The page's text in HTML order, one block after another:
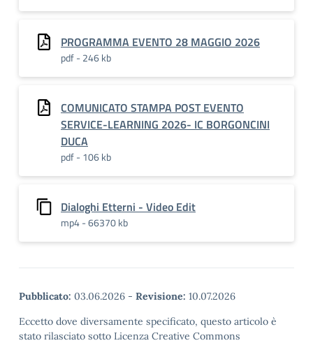
PROGRAMMA EVENTO 28 MAGGIO 2026
pdf - 246 kb
COMUNICATO STAMPA POST EVENTO
SERVICE-LEARNING 2026- IC BORGONCINI
DUCA
pdf - 106 kb
Dialoghi Etterni - Video Edit
mp4 - 66370 kb
Pubblicato: 03.06.2026 - Revisione: 10.07.2026
Eccetto dove diversamente specificato, questo articolo è
stato rilasciato sotto Licenza Creative Commons